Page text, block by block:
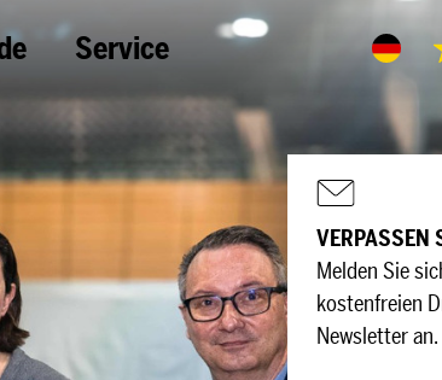
Service
VERPASSEN
Melden Sie
kostenfreien
Newsletter an.